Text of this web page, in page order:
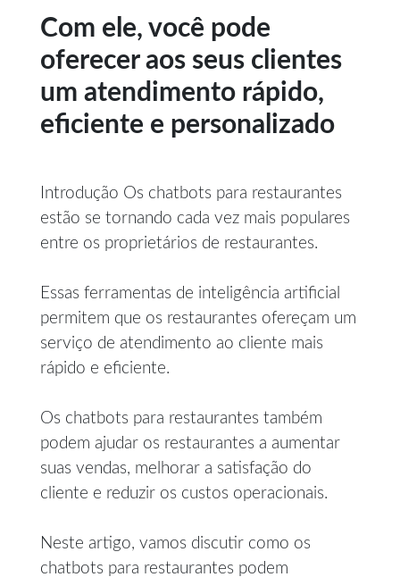
Com ele, você pode
oferecer aos seus clientes
um atendimento rápido,
eficiente e personalizado
Introdução Os chatbots para restaurantes
estão se tornando cada vez mais populares
entre os proprietários de restaurantes.
Essas ferramentas de inteligência artificial
permitem que os restaurantes ofereçam um
serviço de atendimento ao cliente mais
rápido e eficiente.
Os chatbots para restaurantes também
podem ajudar os restaurantes a aumentar
suas vendas, melhorar a satisfação do
cliente e reduzir os custos operacionais.
Neste artigo, vamos discutir como os
chatbots para restaurantes podem